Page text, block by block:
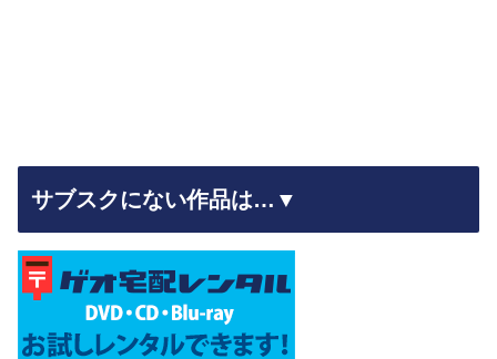
サブスクにない作品は…▼